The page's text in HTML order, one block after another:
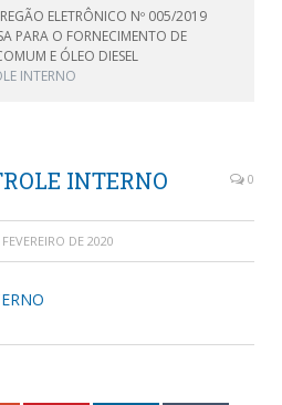
ELETRÔNICO Nº 005/2019
PARA O FORNECIMENTO DE
E ÓLEO DIESEL
INTERNO
INTERNO 0
DE 2020